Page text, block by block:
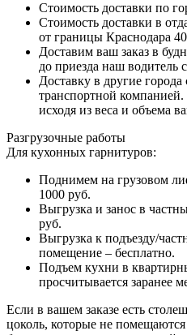
Стоимость доставки по
Стоимость доставки в
от границы Краснодара
Доставим ваш заказ в
до приезда наш водитель
Доставку в другие
транспортной компанией.
исходя из веса и объема
Разгрузочные работы
Для кухонных гарнитуров:
Поднимем на грузовом
1000 руб.
Выгрузка и занос в
руб.
Выгрузка к подъезду/
помещение – бесплатно.
Подъем кухни в
просчитывается заранее
Если в вашем заказе есть
цоколь, которые не